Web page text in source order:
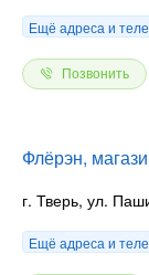
Ещё адреса и
Позвонить
Флёрэн,
г. Тверь, ул.
Ещё адреса и